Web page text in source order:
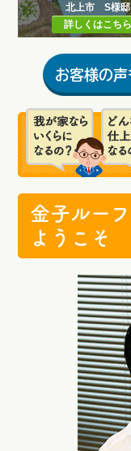
北上市 S様邸
詳しくはこちら
お客様の声
金子ルー
ようこそ